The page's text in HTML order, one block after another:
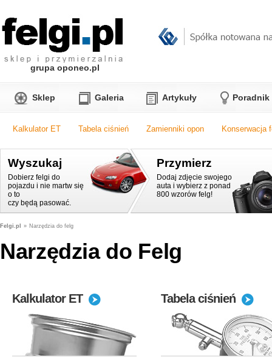
grupa oponeo.pl
Sklep Galeria Artykuły Poradnik
Kalkulator ET Tabela ciśnień Zamienniki opon Konserwacja
Wyszukaj
Dobierz felgi do
pojazdu i nie martw się
o to
czy będą pasować.
Przymierz
Dodaj zdjęcie swojego
auta i wybierz z ponad
800 wzorów felg!
Felgi.pl » Narzędzia do felg
Narzędzia do Felg
Kalkulator ET Tabela ciśnień